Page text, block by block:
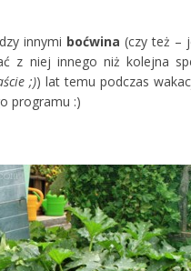
innymi boćwina (czy też –
z niej innego niż kolejna
;)) lat temu podczas
programu :)